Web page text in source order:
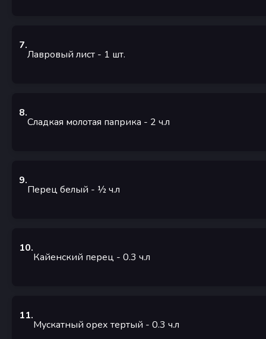
7.
Лавровый лист - 1 шт.
8.
Сладкая молотая паприка - 2 ч.л
9.
Перец белый - ½ч.л
10.
Кайенский перец - 0.3 ч.л
11.
Мускатный орех тертый - 0.3 ч.л